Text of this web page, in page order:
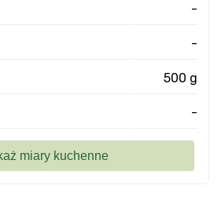
-
-
500 g
-